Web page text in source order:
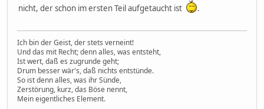
nicht, der schon im ersten Teil aufgetaucht ist
.
Ich bin der Geist, der stets verneint!
Und das mit Recht; denn alles, was entsteht,
Ist wert, daß es zugrunde geht;
Drum besser wär's, daß nichts entstünde.
So ist denn alles, was ihr Sünde,
Zerstörung, kurz, das Böse nennt,
Mein eigentliches Element.